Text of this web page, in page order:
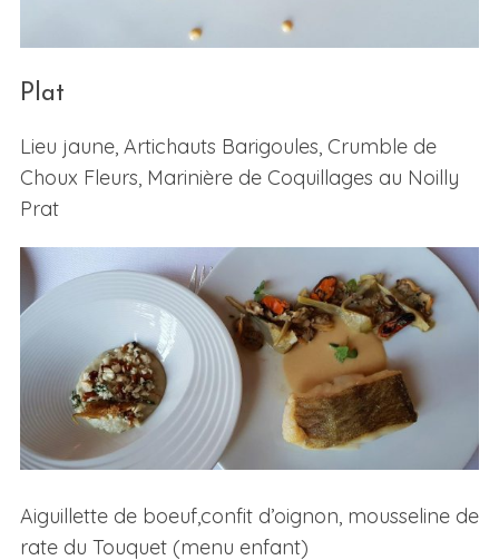
Plat
Lieu jaune, Artichauts Barigoules, Crumble de
Choux Fleurs, Marinière de Coquillages au Noilly
Prat
Aiguillette de boeuf,confit d’oignon, mousseline de
rate du Touquet (menu enfant)